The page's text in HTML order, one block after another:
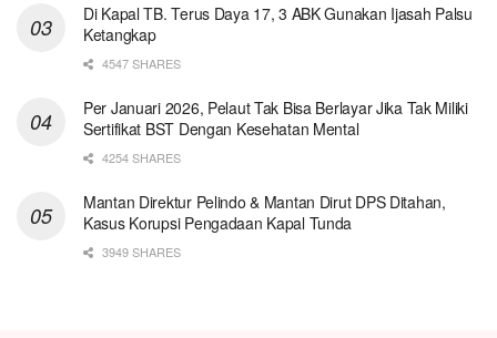
Di Kapal TB. Terus Daya 17, 3 ABK Gunakan Ijasah Palsu
Ketangkap
4547 SHARES
Per Januari 2026, Pelaut Tak Bisa Berlayar Jika Tak Miliki
Sertifikat BST Dengan Kesehatan Mental
4254 SHARES
Mantan Direktur Pelindo & Mantan Dirut DPS Ditahan,
Kasus Korupsi Pengadaan Kapal Tunda
3949 SHARES